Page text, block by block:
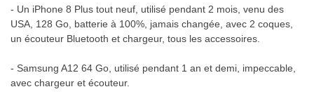
- Un iPhone 8 Plus tout neuf, utilisé pendant 2 mois, venu des
USA, 128 Go, batterie à 100%, jamais changée, avec 2 coques,
un écouteur Bluetooth et chargeur, tous les accessoires.
- Samsung A12 64 Go, utilisé pendant 1 an et demi, impeccable,
avec chargeur et écouteur.